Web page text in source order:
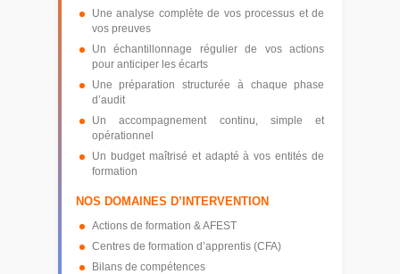
Une analyse complète de vos processus et de
vos preuves
Un échantillonnage régulier de vos actions
pour anticiper les écarts
Une préparation structurée à chaque phase
d’audit
Un accompagnement continu, simple et
opérationnel
Un budget maîtrisé et adapté à vos entités de
formation
NOS DOMAINES D’INTERVENTION
Actions de formation & AFEST
Centres de formation d’apprentis (CFA)
Bilans de compétences